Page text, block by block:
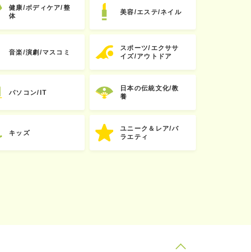
健康/ボディケア/整
体
美容/エステ/ネイル
音楽/演劇/マスコミ
スポーツ/エクササ
イズ/アウトドア
パソコン/IT
日本の伝統文化/教
養
キッズ
ユニーク＆レア/バ
ラエティ